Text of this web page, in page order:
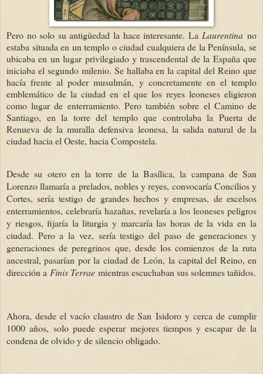
Pero no solo su antigüedad la hace interesante. LaLaurentina no
estaba situada en un templo o ciudad cualquiera de la Península, se
ubicaba en un lugar privilegiado y trascendental de la España que
iniciaba el segundo milenio. Se hallaba en la capital del Reino que
hacía frente al poder musulmán, y concretamente en el templo
emblemático de la ciudad en el que los reyes leoneses eligieron
como lugar de enterramiento. Pero también sobre el Camino de
Santiago, en la torre del templo que controlaba la Puerta de
Renueva de la muralla defensiva leonesa, la salida natural de la
ciudad hacia el Oeste, hacia Compostela.
Desde su otero en la torre de la Basílica, la campana de San
Lorenzo llamaría a prelados, nobles y reyes, convocaría Concilios y
Cortes, sería testigo de grandes hechos y empresas, de excelsos
enterramientos, celebraría hazañas, revelaría a los leoneses peligros
y riesgos, fijaría la liturgia y marcaría las horas de la vidaen la
ciudad. Pero a la vez, sería testigo del paso de generaciones y
generaciones de peregrinos que, desde los comienzos de la ruta
ancestral, pasarían por la ciudad de León,la capital del Reino, en
dirección a Finis Terrae mientras escuchaban sus solemnes tañidos.
Ahora, desde el vacío claustro de SanIsidoro y cerca de cumplir
1000 años, solo puede esperar mejores tiempos y escapar de la
condena de olvido y de silencio obligado.